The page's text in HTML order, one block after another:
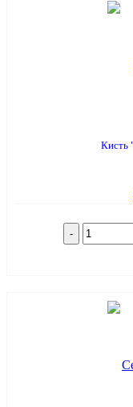
Кисть